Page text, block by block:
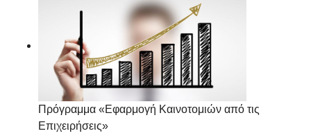
Πρόγραμμα «Εφαρμογή Καινοτομιών από τις
Επιχειρήσεις»